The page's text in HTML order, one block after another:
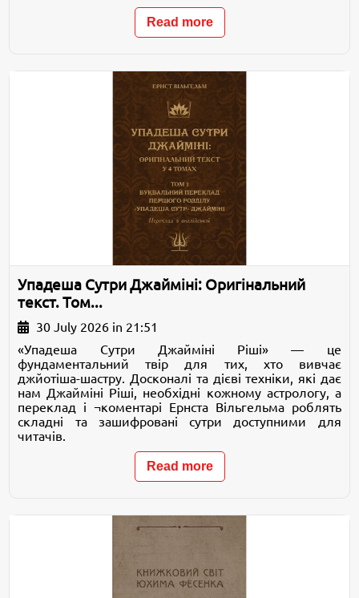
Read more
Упадеша Сутри Джайміні: Оригінальний
текст. Том...
30 July 2026 in 21:51
«Упадеша Сутри Джайміні Ріші» — це
фундаментальний твір для тих, хто вивчає
джйотіша-шастру. Досконалі та дієві техніки, які дає
нам Джайміні Ріші, необхідні кожному астрологу, а
переклад і ¬коментарі Ернста Вільгельма роблять
складні та зашифровані сутри доступними для
читачів.
Read more